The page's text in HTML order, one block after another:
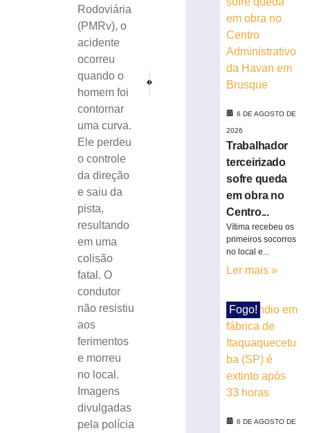
Rodoviária
(PMRv), o
acidente
ocorreu
quando o
homem foi
contornar
uma curva.
Ele perdeu
o controle
da direção
e saiu da
pista,
resultando
em uma
colisão
fatal. O
condutor
não resistiu
aos
ferimentos
e morreu
no local.
Imagens
divulgadas
pela polícia
Quatro jovens catarinenses morrem em
Festa de aniversário termina em ameaça, polícia e
Havan
Brusque
agosto
Funcionária
morre
após
ônibus
invadir
restaurante
Papanduva
6 DE AGOSTO DE
2026
Trabalhador
terceirizado
sofre queda
em obra no
Centro...
Vítima recebeu os
primeiros socorros
no local e...
Ler mais »
Fogo!
6 DE AGOSTO DE